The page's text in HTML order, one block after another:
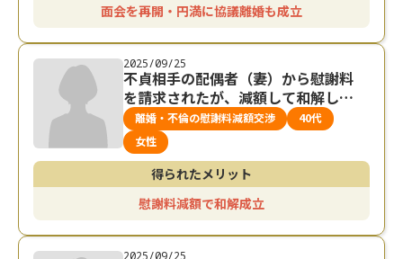
面会を再開・円満に協議離婚も成立
2025/09/25
不貞相手の配偶者（妻）から慰謝料
を請求されたが、減額して和解した
事例
離婚・不倫の慰謝料減額交渉
40代
女性
得られたメリット
慰謝料減額で和解成立
2025/09/25